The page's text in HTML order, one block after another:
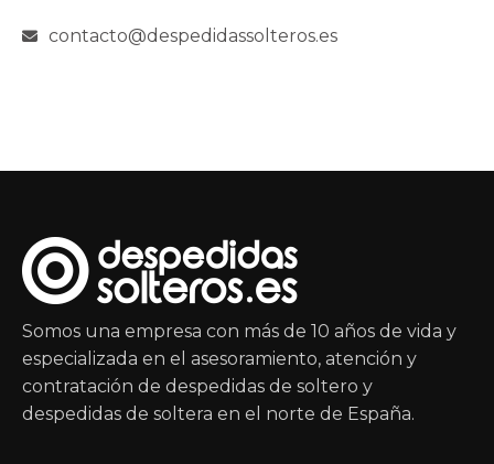
contacto@despedidassolteros.es
Somos una empresa con más de 10 años de vida y
especializada en el asesoramiento, atención y
contratación de despedidas de soltero y
despedidas de soltera en el norte de España.